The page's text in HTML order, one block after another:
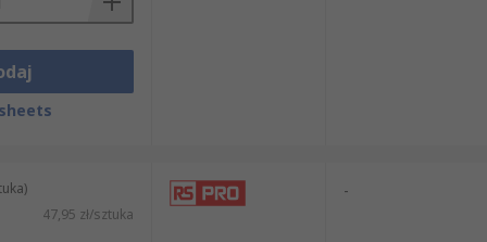
47,95 zł/sztuka
-